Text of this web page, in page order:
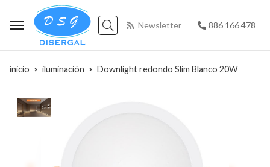
Buscar
Newsletter 886 166 478
inicio iluminación Downlight redondo Slim Blanco 20W